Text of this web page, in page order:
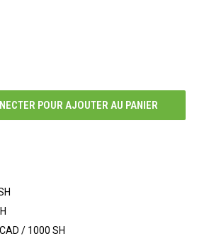
POUR AJOUTER AU PANIER
/ 1000 SH